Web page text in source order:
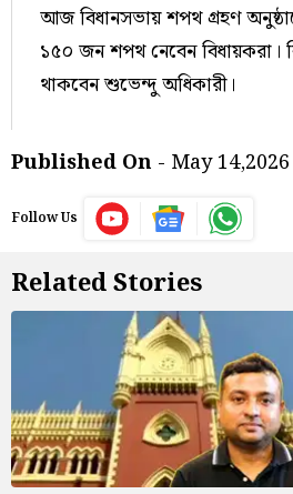
আজ বিধানসভায় শপথ গ্রহণ
১৫০ জন শপথ নেবেন বিধায়করা।
থাকবেন শুভেন্দু অধিকারী।
Published On - May
Follow Us
Related Stories